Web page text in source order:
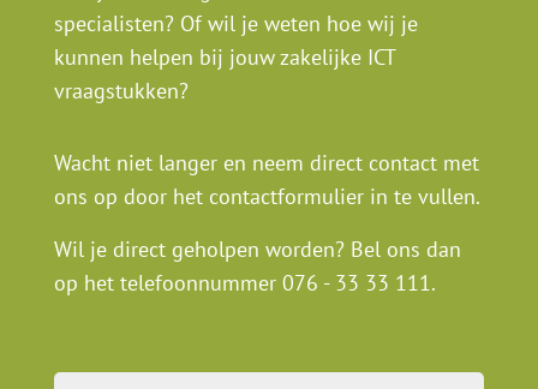
specialisten? Of wil je weten hoe wij je
kunnen helpen bij jouw zakelijke ICT
vraagstukken?
Wacht niet langer en neem direct contact met
ons op door het contactformulier in te vullen.
Wil je direct geholpen worden? Bel ons dan
op het telefoonnummer 076 - 33 33 111.